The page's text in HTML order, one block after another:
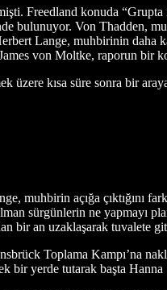
Freedland konuda
bulunuyor. Von Thadden,
Lange, muhbirinin
von Moltke, raporun bir
üzere kısa süre sonra bir
muhbirin açığa çıktığını
sürgünlerin ne yapmayı
an uzaklaşarak tuvalete
Toplama Kampı’na
yerde tutarak başta